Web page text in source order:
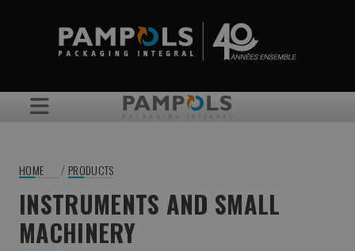
HOME / PRODUCTS
INSTRUMENTS AND SMALL
MACHINERY